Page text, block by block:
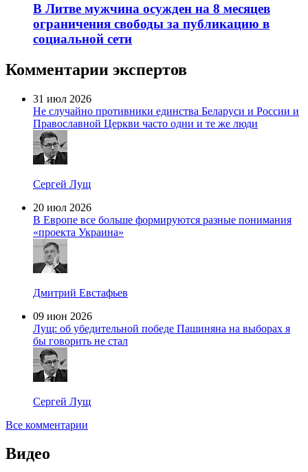
В Литве мужчина осужден на 8 месяцев
ограничения свободы за публикацию в
социальной сети
Комментарии экспертов
31 июл 2026
Не случайно противники единства Беларуси и России и
Православной Церкви часто одни и те же люди
Сергей Лущ
20 июл 2026
В Европе все больше формируются разные понимания
«проекта Украина»
Дмитрий Евстафьев
09 июн 2026
Лущ: об убедительной победе Пашиняна на выборах я
бы говорить не стал
Сергей Лущ
Все комментарии
Видео